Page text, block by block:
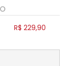
R$ 229,90
....